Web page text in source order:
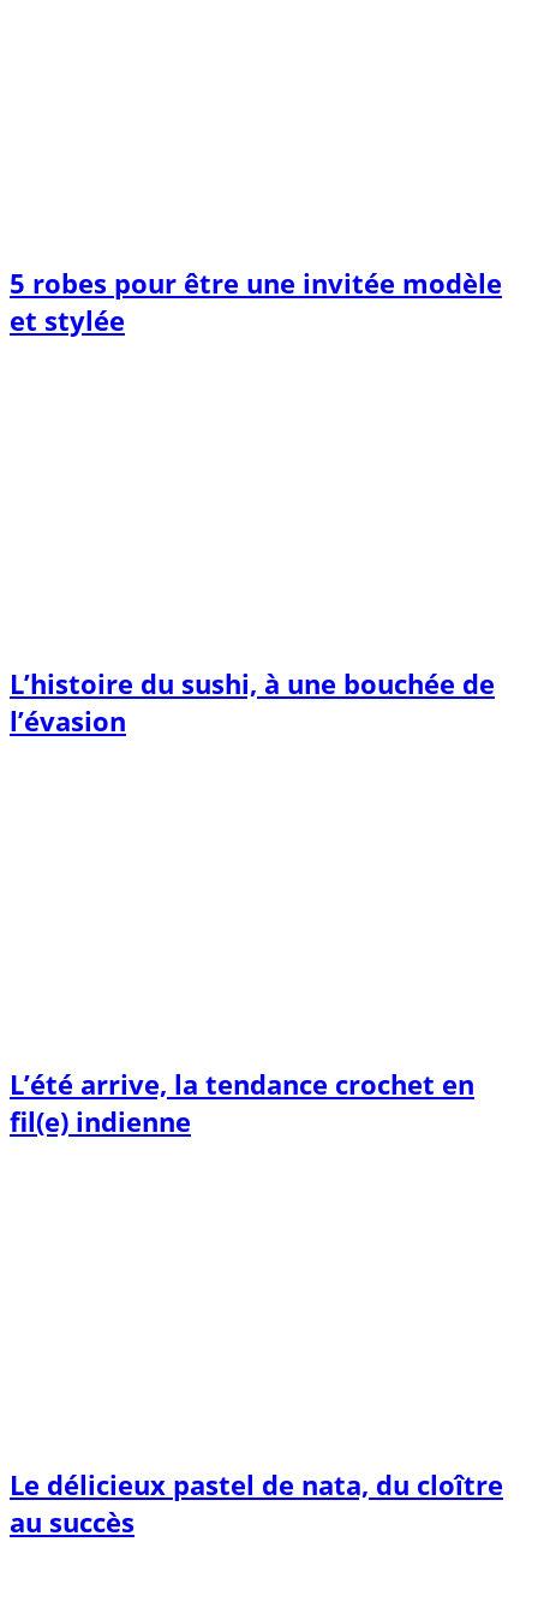
5 robes pour être une invitée modèle
et stylée
L’histoire du sushi, à une bouchée de
l’évasion
L’été arrive, la tendance crochet en
fil(e) indienne
Le délicieux pastel de nata, du cloître
au succès